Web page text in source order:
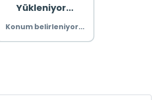
Yükleniyor...
Konum belirleniyor...